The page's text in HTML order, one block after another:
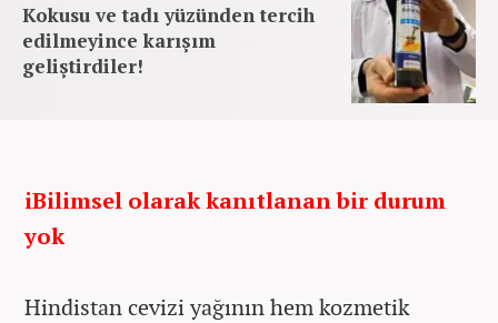
Kokusu ve tadı yüzünden tercih
edilmeyince karışım
geliştirdiler!
iBilimsel olarak kanıtlanan bir durum
yok
Hindistan cevizi yağının hem kozmetik